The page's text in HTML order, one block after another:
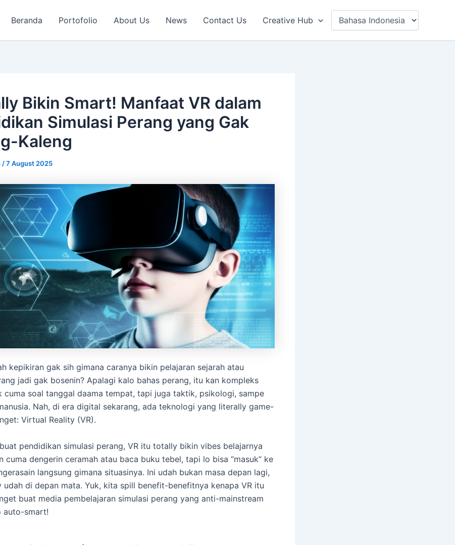
Beranda Portofolio About Us News Contact Us Creative Hub
Bikin Smart! Manfaat VR dalam
Simulasi Perang yang Gak
Kaleng
/7 August 2025
kepikiran gak sih gimana caranya bikin pelajaran sejarah atau
jadi gak bosenin? Apalagi kalo bahas perang, itu kan kompleks
cuma soal tanggal daama tempat, tapi juga taktik, psikologi, sampe
Nah, di era digital sekarang, ada teknologi yang literally game-
Virtual Reality (VR).
pendidikan simulasi perang, VR itu totally bikin vibes belajarnya
cuma dengerin ceramah atau baca buku tebel, tapi lo bisa “masuk” ke
langsung gimana situasinya. Ini udah bukan masa depan lagi,
di depan mata. Yuk, kita spill benefit-benefitnya kenapa VR itu
buat media pembelajaran simulasi perang yang anti-mainstream
auto-smart!